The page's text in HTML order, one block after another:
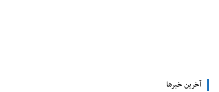
آخرین خبرها